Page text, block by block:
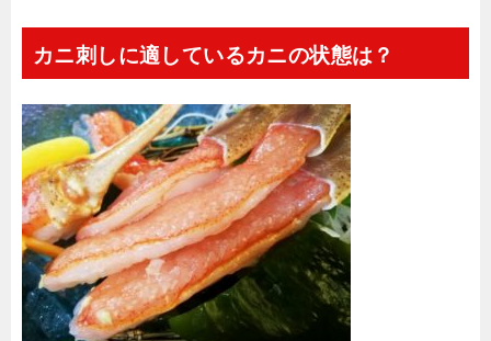
カニ刺しに適しているカニの状態は？